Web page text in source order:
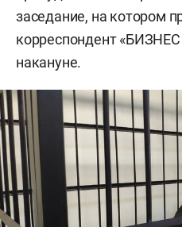
заседание, на котором
корреспондент «БИЗНЕС
накануне.